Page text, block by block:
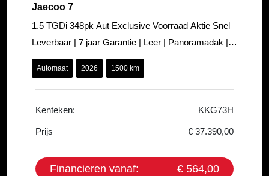
Jaecoo 7
1.5 TGDi 348pk Aut Exclusive Voorraad Aktie Snel
Leverbaar | 7 jaar Garantie | Leer | Panoramadak |
Carplay | Adaptieve Cruise |
Automaat 2026 1500 km
Kenteken: KKG73H
Prijs € 37.390,00
Financieren vanaf: € 564,00